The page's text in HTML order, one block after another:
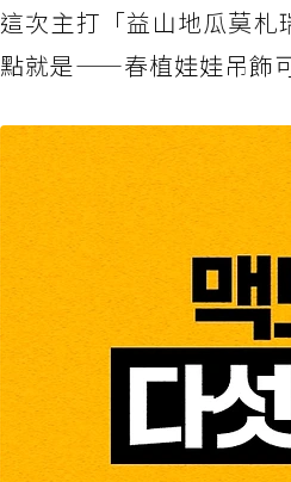
這次主打「益山地瓜莫
點就是——春植娃娃吊飾